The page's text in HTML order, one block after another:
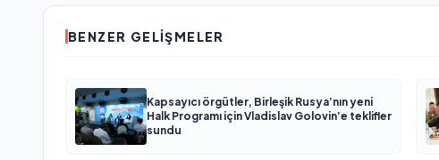
BENZER GELIŞMELER
Kapsayıcı örgütler, Birleşik Rusya’nın yeni
Halk Programı için Vladislav Golovin’e teklifler
sundu